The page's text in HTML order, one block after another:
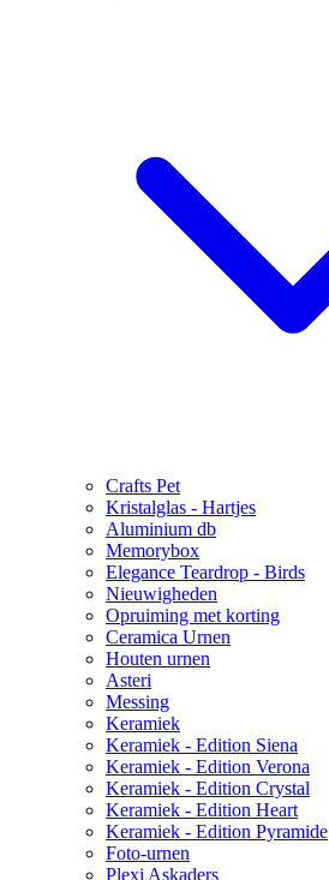
Crafts Pet
Kristalglas - Hartjes
Aluminium db
Memorybox
Elegance Teardrop - Birds
Nieuwigheden
Opruiming met korting
Ceramica Urnen
Houten urnen
Asteri
Messing
Keramiek
Keramiek - Edition Siena
Keramiek - Edition Verona
Keramiek - Edition Crystal
Keramiek - Edition Heart
Keramiek - Edition Pyramide
Foto-urnen
Plexi Askaders